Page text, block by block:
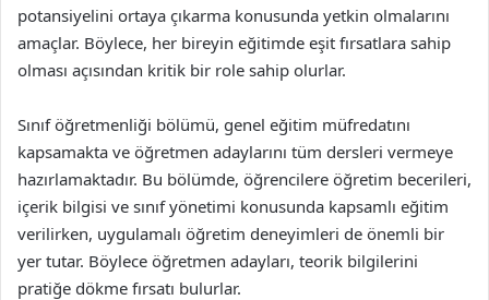
potansiyelini ortaya çıkarma konusunda yetkin olmalarını
amaçlar. Böylece, her bireyin eğitimde eşit fırsatlara sahip
olması açısından kritik bir role sahip olurlar.
Sınıf öğretmenliği bölümü, genel eğitim müfredatını
kapsamakta ve öğretmen adaylarını tüm dersleri vermeye
hazırlamaktadır. Bu bölümde, öğrencilere öğretim becerileri,
içerik bilgisi ve sınıf yönetimi konusunda kapsamlı eğitim
verilirken, uygulamalı öğretim deneyimleri de önemli bir
yer tutar. Böylece öğretmen adayları, teorik bilgilerini
pratiğe dökme fırsatı bulurlar.